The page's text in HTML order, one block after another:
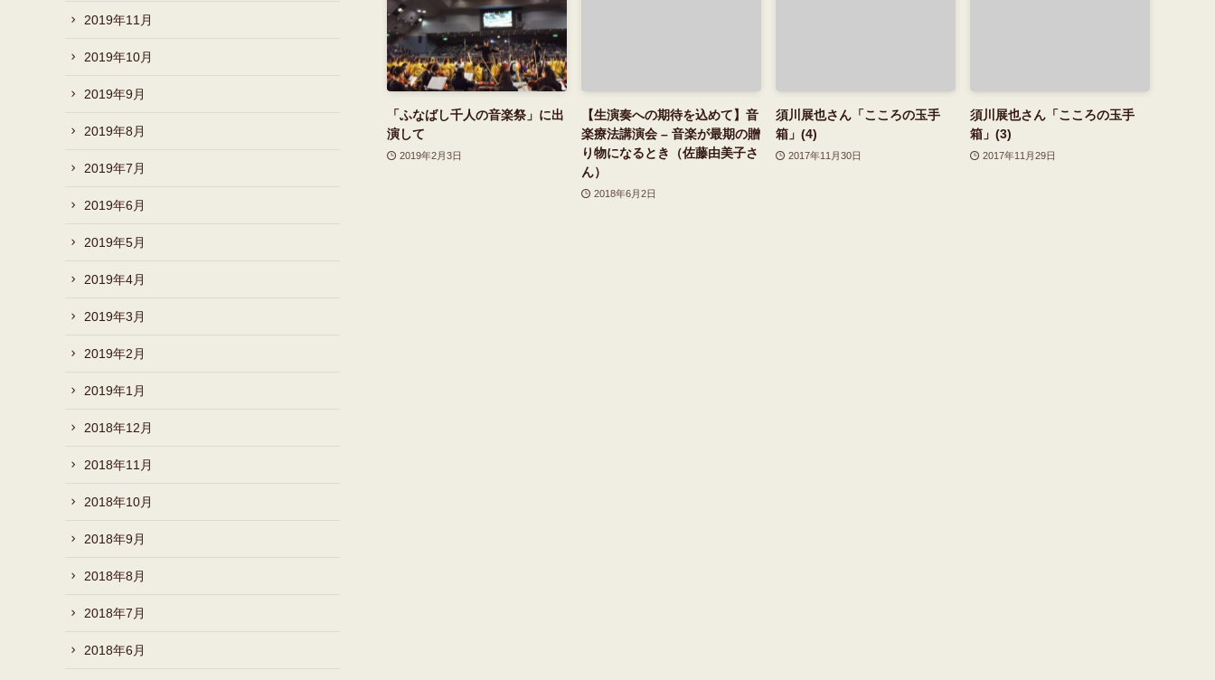
「ふなばし千人の音楽祭」に出
演して
2019年2月3日
【生演奏への期待を込めて】音
楽療法講演会 – 音楽が最期の贈
り物になるとき（佐藤由美子さ
ん）
2018年6月2日
須川展也さん「こころの玉手
箱」(4)
2017年11月30日
須川展也さん「こころの玉手
箱」(3)
2017年11月29日
2019年11月
2019年10月
2019年9月
2019年8月
2019年7月
2019年6月
2019年5月
2019年4月
2019年3月
2019年2月
2019年1月
2018年12月
2018年11月
2018年10月
2018年9月
2018年8月
2018年7月
2018年6月